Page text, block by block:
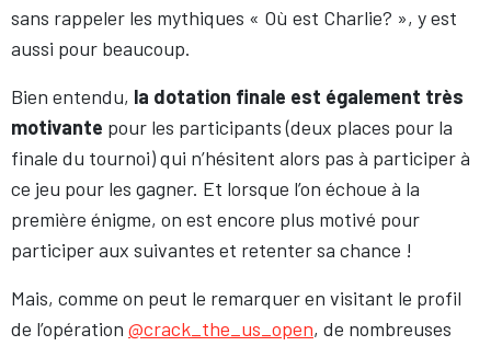
sans rappeler les mythiques « Où est Charlie? », y est
aussi pour beaucoup.
Bien entendu, la dotation finale est également très
motivante pour les participants (deux places pour la
finale du tournoi) qui n’hésitent alors pas à participer à
ce jeu pour les gagner. Et lorsque l’on échoue à la
première énigme, on est encore plus motivé pour
participer aux suivantes et retenter sa chance !
Mais, comme on peut le remarquer en visitant le profil
de l’opération @crack_the_us_open, de nombreuses